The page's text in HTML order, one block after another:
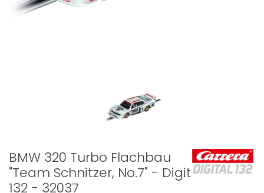
BMW 320 Turbo Flachbau
"Team Schnitzer, No.7" - Digital
132 - 32037